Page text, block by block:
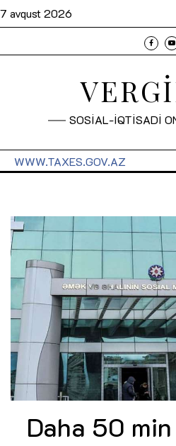
7 avqust 2026
SOSİAL-İQTİSADİ
WWW.TAXES.GOV.AZ
Daha 50